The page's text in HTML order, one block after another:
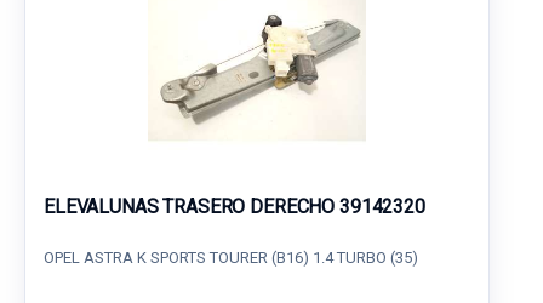
ELEVALUNAS TRASERO DERECHO 39142320
OPEL ASTRA K SPORTS TOURER (B16) 1.4 TURBO (35)